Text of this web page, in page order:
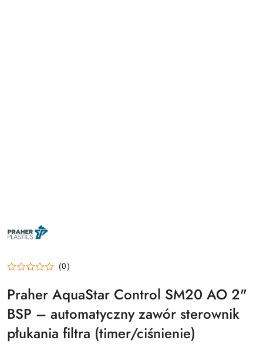
PLASTICS-
LOGO
(0)
Praher AquaStar Control SM20 AO 2"
BSP – automatyczny zawór sterownik
płukania filtra (timer/ciśnienie)